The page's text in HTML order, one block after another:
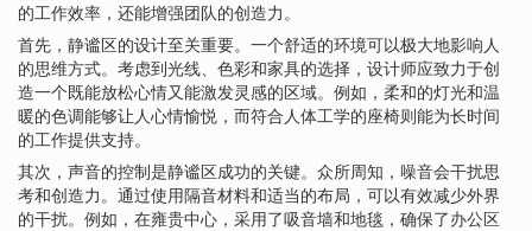
的工作效率，还能增强团队的创造力。
首先，静谧区的设计至关重要。一个舒适的环境可以极大地影响人
的思维方式。考虑到光线、色彩和家具的选择，设计师应致力于创
造一个既能放松心情又能激发灵感的区域。例如，柔和的灯光和温
暖的色调能够让人心情愉悦，而符合人体工学的座椅则能为长时间
的工作提供支持。
其次，声音的控制是静谧区成功的关键。众所周知，噪音会干扰思
考和创造力。通过使用隔音材料和适当的布局，可以有效减少外界
的干扰。例如，在雍贵中心，采用了吸音墙和地毯，确保了办公区